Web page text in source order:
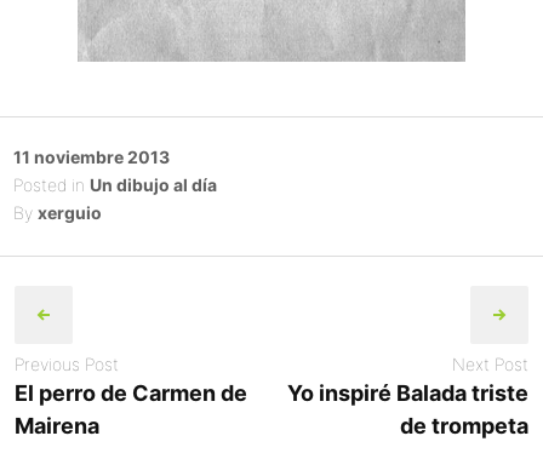
Posted
on
11 noviembre 2013
Posted in Un dibujo al día
By xerguio
navigation
Previous Post
El perro de Carmen de
Mairena
Next Post
Yo inspiré Balada triste
de trompeta